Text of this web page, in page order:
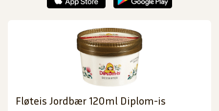
Fløteis Jordbær 120ml Diplom-is